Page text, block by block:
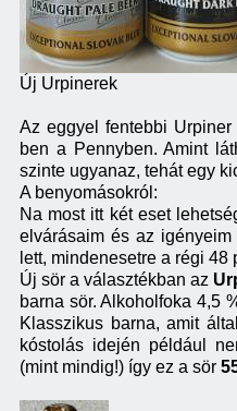
Új Urpinerek
Az eggyel fentebbi
ben a Pennyben. Amint
szinte ugyanaz, tehát egy
A benyomásokról:
Na most itt két eset
elvárásaim és az
lett, mindenesetre a régi
Új sör a választékban az
barna sör. Alkoholfoka 4,5
Klasszikus barna, amit
kóstolás idején például
(mint mindig!) így ez a sör